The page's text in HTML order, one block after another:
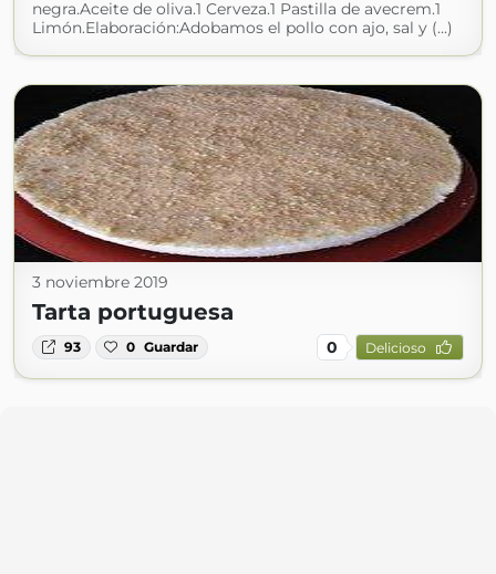
negra.Aceite de oliva.1 Cerveza.1 Pastilla de avecrem.1
Limón.Elaboración:Adobamos el pollo con ajo, sal y (...)
3 noviembre 2019
Tarta portuguesa
93 0 Guardar 0 Delicioso